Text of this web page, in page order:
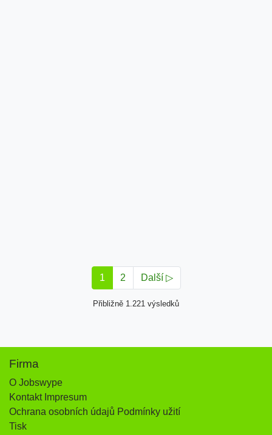
1 2 Další ▷
Přibližně 1.221 výsledků
Firma
O Jobswype
Kontakt Impresum
Ochrana osobních údajů Podmínky užití
Tisk